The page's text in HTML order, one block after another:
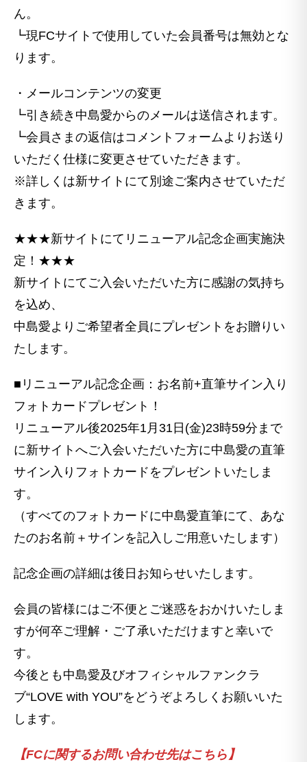
ん。
┗現FCサイトで使用していた会員番号は無効とな
ります。
・メールコンテンツの変更
┗引き続き中島愛からのメールは送信されます。
┗会員さまの返信はコメントフォームよりお送り
いただく仕様に変更させていただきます。
※詳しくは新サイトにて別途ご案内させていただ
きます。
★★★新サイトにてリニューアル記念企画実施決
定！★★★
新サイトにてご入会いただいた方に感謝の気持ち
を込め、
中島愛よりご希望者全員にプレゼントをお贈りい
たします。
■リニューアル記念企画：お名前+直筆サイン入り
フォトカードプレゼント！
リニューアル後2025年1月31日(金)23時59分まで
に新サイトへご入会いただいた方に中島愛の直筆
サイン入りフォトカードをプレゼントいたしま
す。
（すべてのフォトカードに中島愛直筆にて、あな
たのお名前＋サインを記入しご用意いたします）
記念企画の詳細は後日お知らせいたします。
会員の皆様にはご不便とご迷惑をおかけいたしま
すが何卒ご理解・ご了承いただけますと幸いで
す。
今後とも中島愛及びオフィシャルファンクラ
ブ“LOVE with YOU”をどうぞよろしくお願いいた
します。
【FCに関するお問い合わせ先はこちら】